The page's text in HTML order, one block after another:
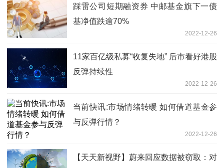
踩雷公司短期融资券 中邮基金旗下一债
基净值跌逾70%
2022-12-26
11家百亿级私募“收复失地” 后市看好港股
反弹持续性
2022-12-26
当前快讯:市场情绪转暖 如何借道基金参
与反弹行情？
2022-12-26
【天天新视野】蔚来回应数据被窃取：对